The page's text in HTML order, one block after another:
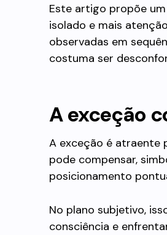
Este artigo propõe
isolado e mais
observadas em
costuma ser
A exceção
A exceção é atraente
pode compensar,
posicionamento
No plano subjetivo,
consciência e